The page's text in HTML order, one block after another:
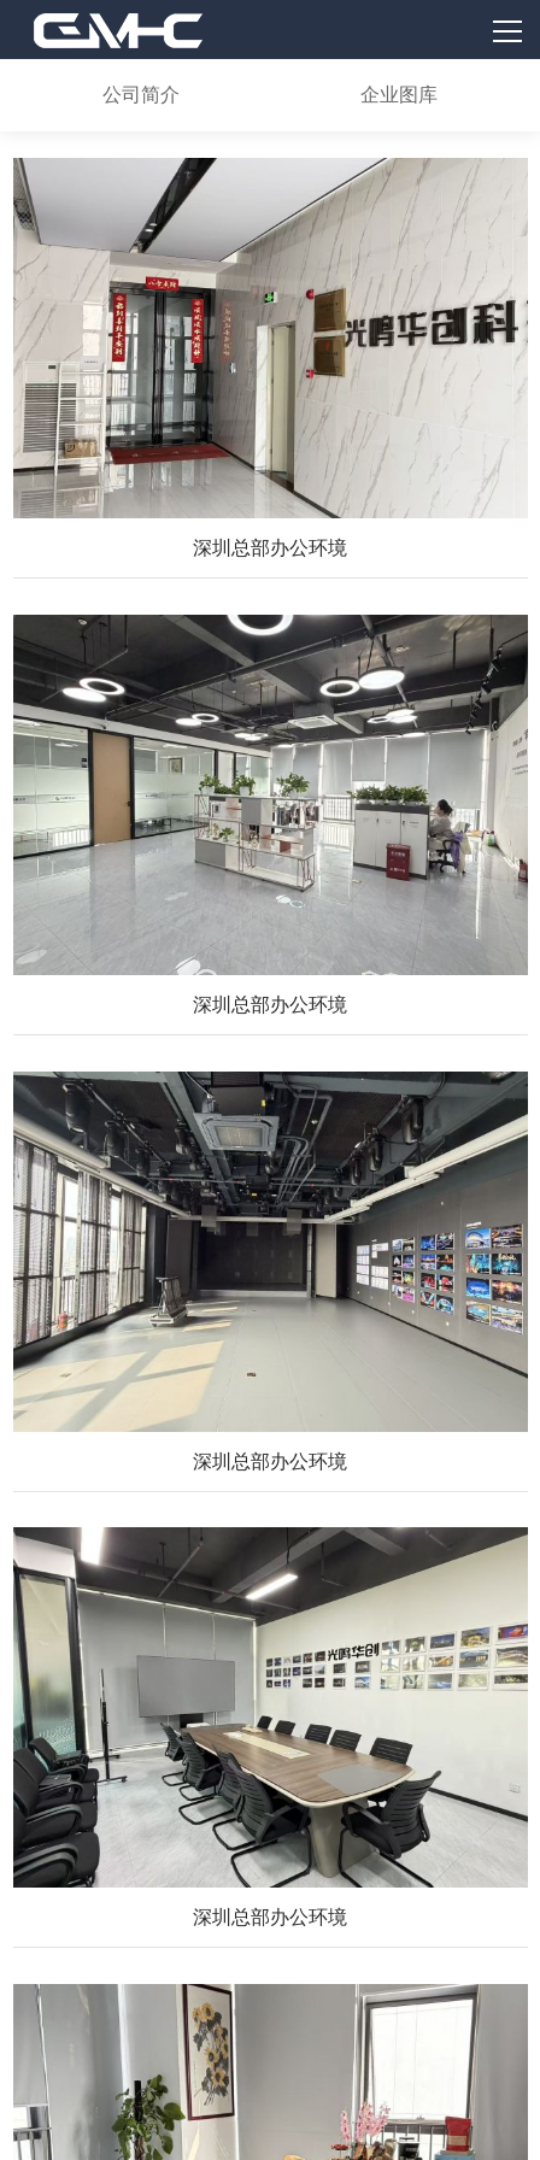
首页
核心产品
案例分享
GMHC
新闻资讯
联系我们
公司简介 企业图库
深圳总部办公环境
深圳总部办公环境
深圳总部办公环境
深圳总部办公环境